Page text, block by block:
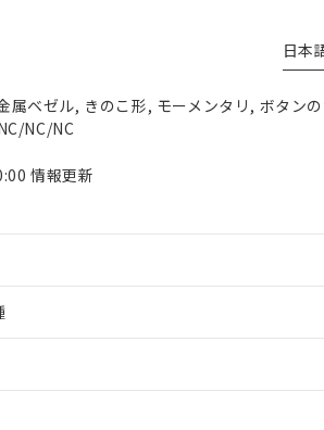
日本
ベゼル, きのこ形, モーメンタリ, ボタン
NC/NC
情報更新